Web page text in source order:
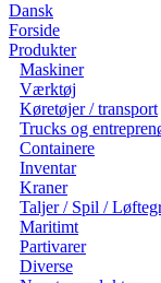
Dansk
Forside
Produkter
Maskiner
Værktøj
Køretøjer / transport
Trucks og
Containere
Inventar
Kraner
Taljer / Spil /
Maritimt
Partivarer
Diverse